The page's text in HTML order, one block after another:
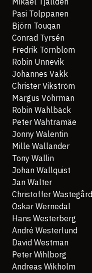
Pasi Tolppanen
Björn Touqan
Conrad Tyrsén
Fredrik Törnblom
Robin Unnevik
Johannes Vakk
Christer Vikström
Margus Vöhrman
Robin Wahlbäck
Peter Wahtramäe
Jonny Walentin
Mille Wallander
Tony Wallin
Johan Wallquist
Jan Walter
Christoffer Wastegård
Oskar Wernedal
Hans Westerberg
André Westerlund
David Westman
Peter Wihlborg
Andreas Wikholm